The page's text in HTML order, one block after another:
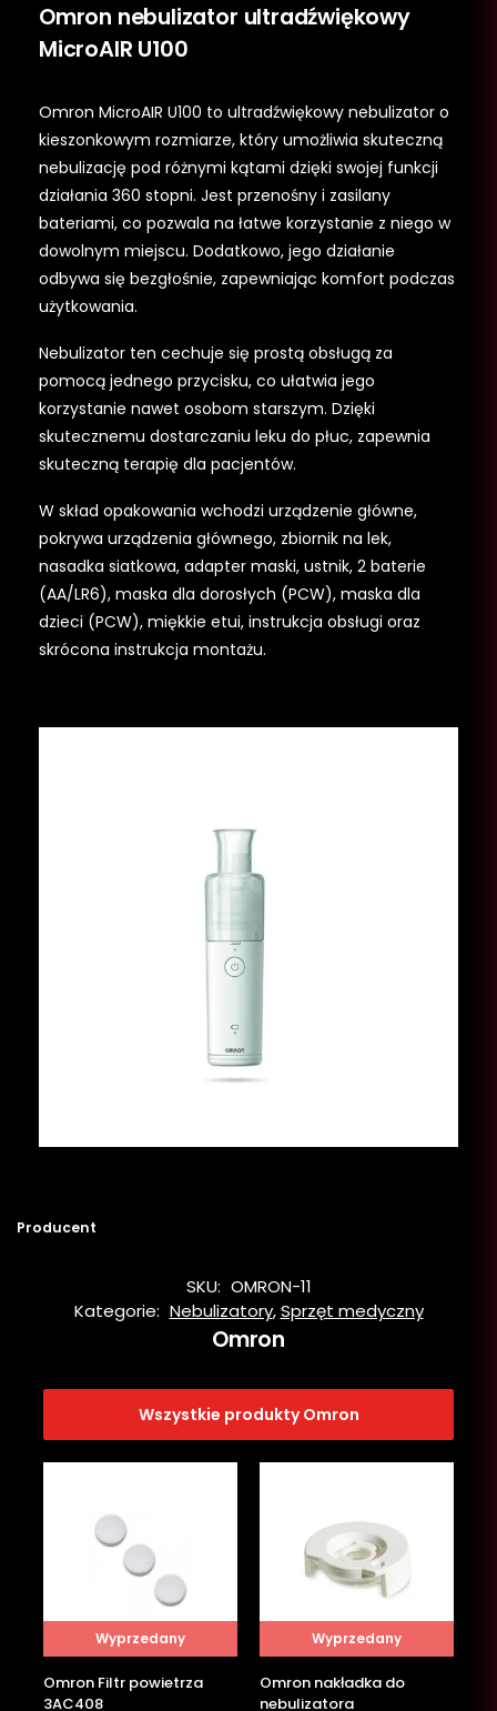
Omron nebulizator ultradźwiękowy
MicroAIR U100
Omron MicroAIR U100 to ultradźwiękowy nebulizator o
kieszonkowym rozmiarze, który umożliwia skuteczną
nebulizację pod różnymi kątami dzięki swojej funkcji
działania 360 stopni. Jest przenośny i zasilany
bateriami, co pozwala na łatwe korzystanie z niego w
dowolnym miejscu. Dodatkowo, jego działanie
odbywa się bezgłośnie, zapewniając komfort podczas
użytkowania.
Nebulizator ten cechuje się prostą obsługą za
pomocą jednego przycisku, co ułatwia jego
korzystanie nawet osobom starszym. Dzięki
skutecznemu dostarczaniu leku do płuc, zapewnia
skuteczną terapię dla pacjentów.
W skład opakowania wchodzi urządzenie główne,
pokrywa urządzenia głównego, zbiornik na lek,
nasadka siatkowa, adapter maski, ustnik, 2 baterie
(AA/LR6), maska dla dorosłych (PCW), maska dla
dzieci (PCW), miękkie etui, instrukcja obsługi oraz
skrócona instrukcja montażu.
Producent
SKU: OMRON-11
Kategorie: Nebulizatory,Sprzęt medyczny
Omron
Wszystkie produkty Omron
Wyprzedany
Omron Filtr powietrza
3AC408
Wyprzedany
Omron nakładka do
nebulizatora